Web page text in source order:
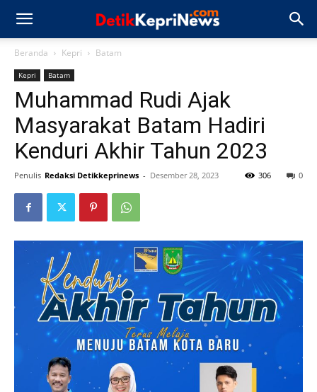
Beranda Kepri Batam
Kepri Batam
Muhammad Rudi Ajak
Masyarakat Batam Hadiri
Kenduri Akhir Tahun 2023
Penulis Redaksi Detikkeprinews - Desember 28, 2023 0
306